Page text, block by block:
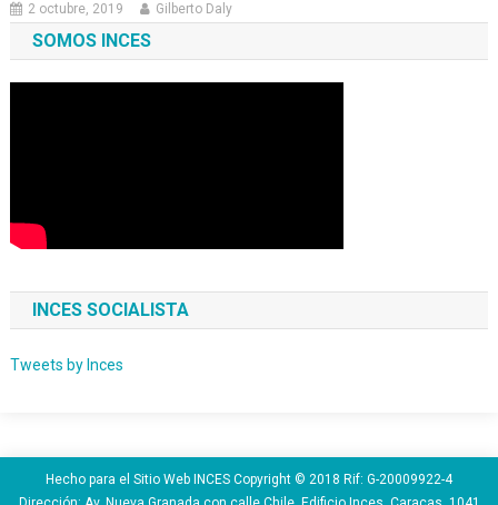
2 octubre, 2019 Gilberto Daly
SOMOS INCES
INCES SOCIALISTA
Tweets by Inces
Hecho para el Sitio Web INCES Copyright © 2018 Rif: G-20009922-4